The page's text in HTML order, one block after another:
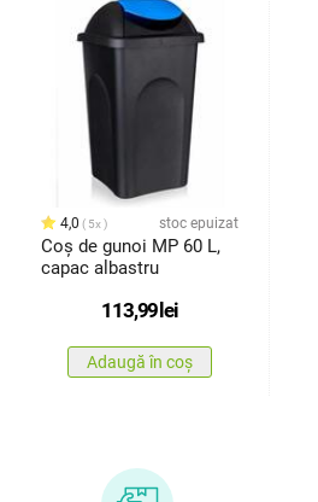
4,0 5x stoc epuizat
Coș de gunoi MP 60 L,
capac albastru
113,99lei
Adaugă în coș